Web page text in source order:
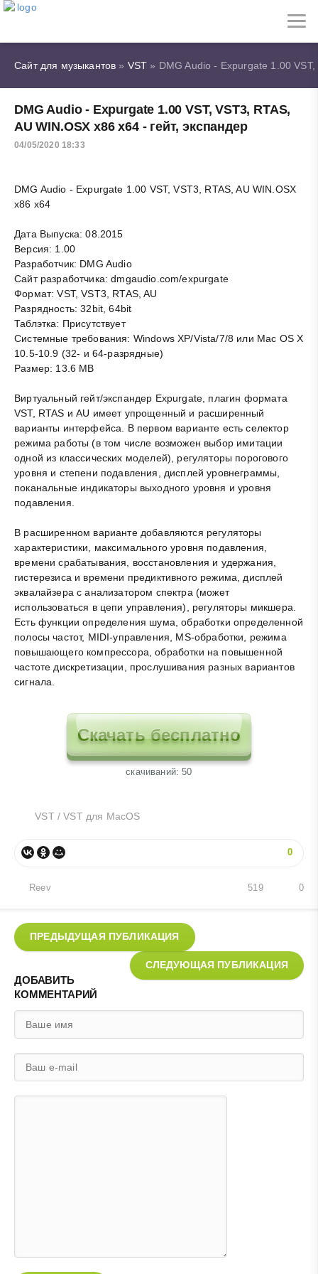
Сайт для музыкантов » VST » DMG Audio - Expurgate 1.00
DMG Audio - Expurgate 1.00 VST, VST3, RTAS,
AU WIN.OSX x86 x64 - гейт, экспандер
04/05/2020 18:33
DMG Audio - Expurgate 1.00 VST, VST3, RTAS, AU WIN.OSX
x86 x64
Дата Выпуска: 08.2015
Версия: 1.00
Разработчик: DMG Audio
Сайт разработчика: dmgaudio.com/expurgate
Формат: VST, VST3, RTAS, AU
Разрядность: 32bit, 64bit
Таблэтка: Присутствует
Системные требования: Windows XP/Vista/7/8 или Mac OS X
10.5-10.9 (32- и 64-разрядные)
Размер: 13.6 MB
Виртуальный гейт/экспандер Expurgate, плагин формата
VST, RTAS и AU имеет упрощенный и расширенный
варианты интерфейса. В первом варианте есть селектор
режима работы (в том числе возможен выбор имитации
одной из классических моделей), регуляторы порогового
уровня и степени подавления, дисплей уровнеграммы,
поканальные индикаторы выходного уровня и уровня
подавления.
В расширенном варианте добавляются регуляторы
характеристики, максимального уровня подавления,
времени срабатывания, восстановления и удержания,
гистерезиса и времени предиктивного режима, дисплей
эквалайзера с анализатором спектра (может
использоваться в цепи управления), регуляторы микшера.
Есть функции определения шума, обработки определенной
полосы частот, MIDI-управления, MS-обработки, режима
повышающего компрессора, обработки на повышенной
частоте дискретизации, прослушивания разных вариантов
сигнала.
Скачать бесплатно
cкачиваний: 50
VST/VST для MacOS
0
Reev 0
519
ПРЕДЫДУЩАЯ ПУБЛИКАЦИЯ
СЛЕДУЮЩАЯ ПУБЛИКАЦИЯ
ДОБАВИТЬ
КОММЕНТАРИЙ